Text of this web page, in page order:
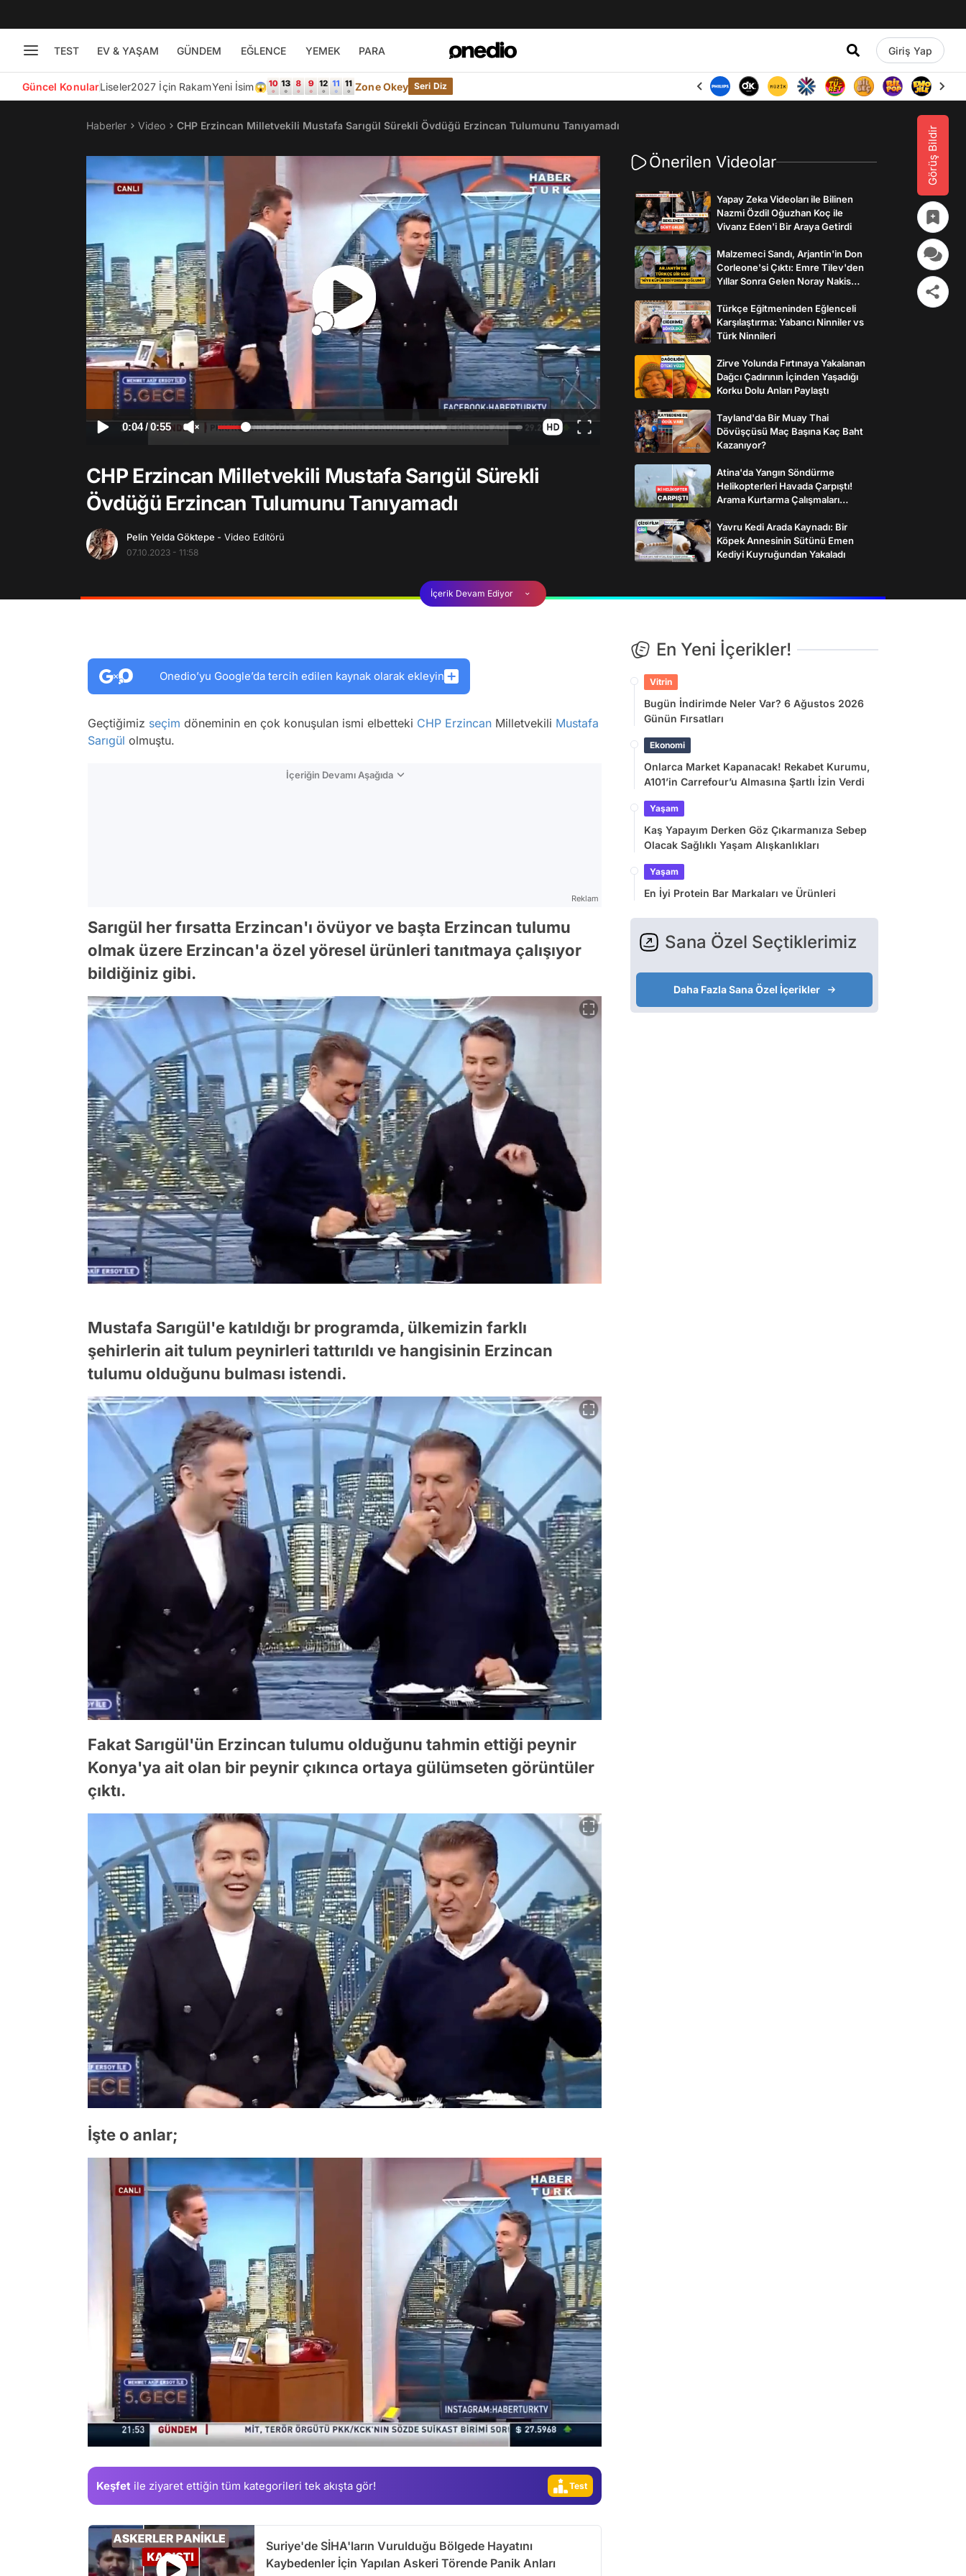
TEST EV & YAŞAM GÜNDEM EĞLENCE YEMEK PARA Giriş Yap
Güncel KonularLiseler2027 İçin RakamYeni İsim😱 Zone Okey Seri Diz
Görüş Bildir
Haberler Video CHP Erzincan Milletvekili Mustafa Sarıgül Sürekli Övdüğü Erzincan Tulumunu Tanıyamadı
0:04/0:55
CHP Erzincan Milletvekili Mustafa Sarıgül Sürekli
Övdüğü Erzincan Tulumunu Tanıyamadı
Pelin Yelda Göktepe - Video Editörü
07.10.2023 - 11:58
Önerilen Videolar
Yapay Zeka Videoları ile Bilinen
Nazmi Özdil Oğuzhan Koç ile
Vivanz Eden'i Bir Araya Getirdi
Malzemeci Sandı, Arjantin'in Don
Corleone'si Çıktı: Emre Tilev'den
Yıllar Sonra Gelen Noray Nakis
Türkçe Eğitmeninden Eğlenceli
Karşılaştırma: Yabancı Ninniler vs
Türk Ninnileri
Zirve Yolunda Fırtınaya Yakalanan
Dağcı Çadırının İçinden Yaşadığı
Korku Dolu Anları Paylaştı
Tayland'da Bir Muay Thai
Dövüşçüsü Maç Başına Kaç Baht
Kazanıyor?
Atina'da Yangın Söndürme
Helikopterleri Havada Çarpıştı!
Arama Kurtarma Çalışmaları
Yavru Kedi Arada Kaynadı: Bir
Köpek Annesinin Sütünü Emen
Kediyi Kuyruğundan Yakaladı
İçerik Devam Ediyor
Onedio’yu Google’da tercih edilen kaynak olarak ekleyin
Geçtiğimiz seçim döneminin en çok konuşulan ismi elbetteki CHP Erzincan Milletvekili Mustafa
Sarıgül olmuştu.
İçeriğin Devamı Aşağıda
Reklam
Sarıgül her fırsatta Erzincan'ı övüyor ve başta Erzincan tulumu
olmak üzere Erzincan'a özel yöresel ürünleri tanıtmaya çalışıyor
bildiğiniz gibi.
Mustafa Sarıgül'e katıldığı br programda, ülkemizin farklı
şehirlerin ait tulum peynirleri tattırıldı ve hangisinin Erzincan
tulumu olduğunu bulması istendi.
Fakat Sarıgül'ün Erzincan tulumu olduğunu tahmin ettiği peynir
Konya'ya ait olan bir peynir çıkınca ortaya gülümseten görüntüler
çıktı.
İşte o anlar;
/
Keşfet ile ziyaret ettiğin tüm kategorileri tek akışta gör!
Video
Gündem
Magazin
Test
Suriye'de SİHA'ların Vurulduğu Bölgede Hayatını
Kaybedenler İçin Yapılan Askeri Törende Panik Anları
En Yeni İçerikler!
Vitrin
Bugün İndirimde Neler Var? 6 Ağustos 2026
Günün Fırsatları
Ekonomi
Onlarca Market Kapanacak! Rekabet Kurumu,
A101’in Carrefour’u Almasına Şartlı İzin Verdi
Yaşam
Kaş Yapayım Derken Göz Çıkarmanıza Sebep
Olacak Sağlıklı Yaşam Alışkanlıkları
Yaşam
En İyi Protein Bar Markaları ve Ürünleri
Sana Özel Seçtiklerimiz
Daha Fazla Sana Özel İçerikler